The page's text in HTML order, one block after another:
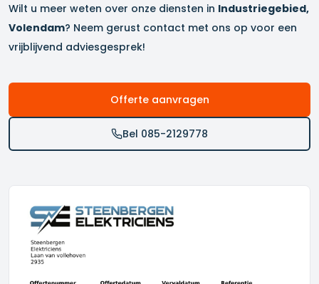
Wilt u meer weten over onze diensten in Industriegebied,
Volendam? Neem gerust contact met ons op voor een
vrijblijvend adviesgesprek!
Offerte aanvragen
Bel 085-2129778